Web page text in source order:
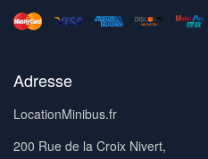
Adresse
LocationMinibus.fr
200 Rue de la Croix Nivert,